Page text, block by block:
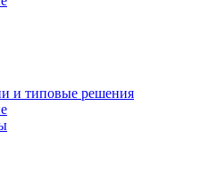
и типовые решения